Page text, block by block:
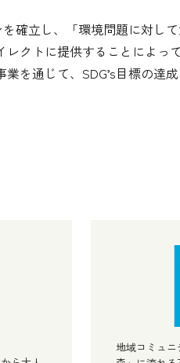
確立し、「環境問題に対し
クトに提供することによっ
を通じて、SDG’s目標の達
地域コミュ